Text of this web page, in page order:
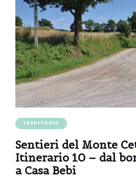
TERRITORIO
Sentieri del Monte
Itinerario 10 – dal
a Casa Bebi